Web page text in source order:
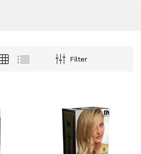
Filter